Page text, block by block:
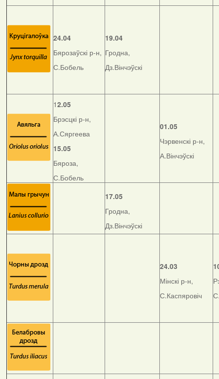
24.04
Бярозаўскі р-н,
С.Бобель
19.04
Гродна,
Дз.Вінчэўскі
12.05
Брэсцкі р-н,
А.Сяргеева
15.05
Бяроза,
С.Бобель
01.05
Чэрвенскі р-н,
А.Вінчэўскі
17.05
Гродна,
Дз.Вінчэўскі
24.03
Мінскі р-н,
С.Каспяровіч